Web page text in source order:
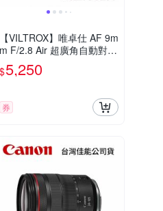
【VILTROX】唯卓仕 AF 9m
m F/2.8 Air 超廣角自動對焦
鏡頭 公司貨
$5,250
券